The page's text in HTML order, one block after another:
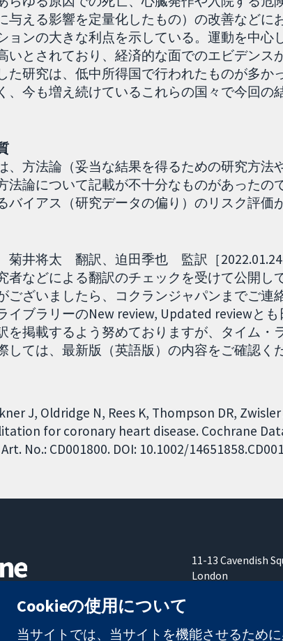
与える影響を定量化したもの）の改善などに
ョンの大きな利点を示している。運動を中心
いとされており、経済的な面でのエビデンス
た研究は、低中所得国で行われたものが多か
、今も増え続けているこれらの国々で今回の
、方法論（妥当な結果を得るための研究方法
法論について記載が不十分なものがあったの
バイアス（研究データの偏り）のリスク評価
菊井将太 翻訳、迫田季也 監訳［
者などによる翻訳のチェックを受けて公開し
ございましたら、コクランジャパンまでご連
イブラリーのNew review, Updated reviewと
を掲載するよう努めておりますが、タイム・
しては、最新版（英語版）の内容をご確認く
J, Oldridge N, Rees K, Thompson DR,
for coronary heart disease. Cochrane
No.: CD001800. DOI: 10.1002/
11-13 Cavendish
London
Cookieの使用について
当サイトでは、当サイトを機能させるため